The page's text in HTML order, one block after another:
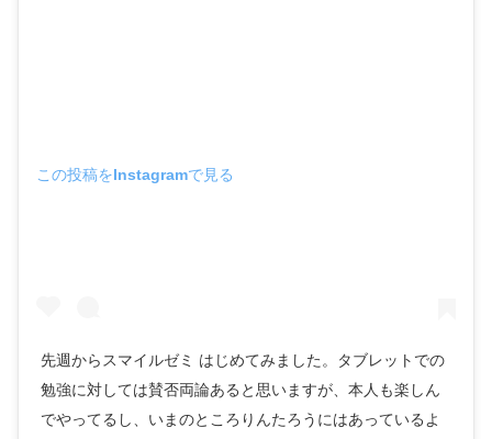
この投稿をInstagramで見る
先週からスマイルゼミ はじめてみました。タブレットでの
勉強に対しては賛否両論あると思いますが、本人も楽しん
でやってるし、いまのところりんたろうにはあっているよ